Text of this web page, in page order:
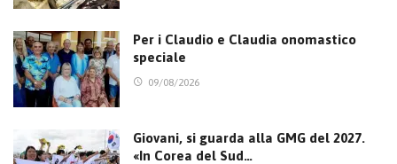
Per i Claudio e Claudia onomastico
speciale
09/08/2026
Giovani, si guarda alla GMG del 2027.
«In Corea del Sud…